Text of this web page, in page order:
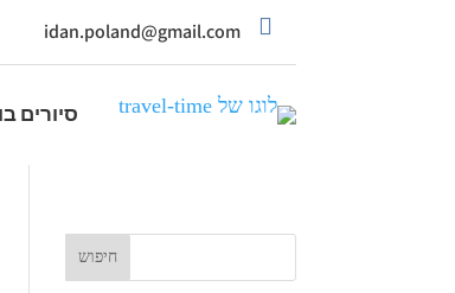

idan.poland@gmail.com
סיורים